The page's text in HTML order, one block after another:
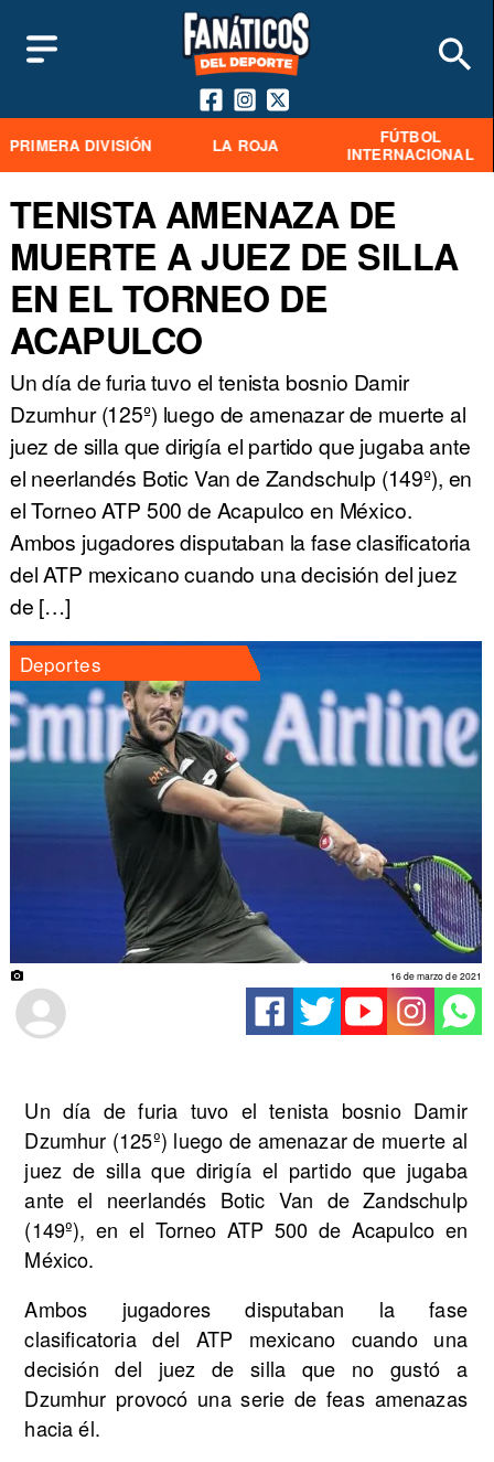
PRIMERA DIVISIÓN LA ROJA
FÚTBOL
INTERNACIONAL
TENISTA AMENAZA DE
MUERTE A JUEZ DE SILLA
EN EL TORNEO DE
ACAPULCO
Un día de furia tuvo el tenista bosnio Damir
Dzumhur (125º) luego de amenazar de muerte al
juez de silla que dirigía el partido que jugaba ante
el neerlandés Botic Van de Zandschulp (149º), en
el Torneo ATP 500 de Acapulco en México.
Ambos jugadores disputaban la fase clasificatoria
del ATP mexicano cuando una decisión del juez
de […]
Deportes
16 de marzo de 2021
Un día de furia tuvo el tenista bosnio Damir
Dzumhur (125º) luego de amenazar de muerte al
juez de silla que dirigía el partido que jugaba
ante el neerlandés Botic Van de Zandschulp
(149º), en el Torneo ATP 500 de Acapulco en
México.
Ambos jugadores disputaban la fase
clasificatoria del ATP mexicano cuando una
decisión del juez de silla que no gustó a
Dzumhur provocó una serie de feas amenazas
hacia él.